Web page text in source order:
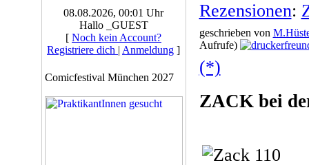
08.08.2026, 00:01 Uhr
Hallo _GUEST
[ Noch kein Account?
Registriere dich | Anmeldung ]
Comicfestival München 2027
Rezensionen:
geschrieben von
Aufrufe)
(*)
ZACK bei